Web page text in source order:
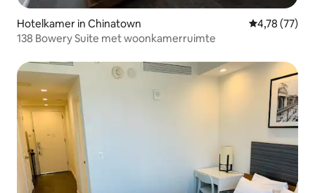
Hotelkamer in Chinatown Gemiddelde
4,78 (77)
138 Bowery Suite met woonkamerruimte